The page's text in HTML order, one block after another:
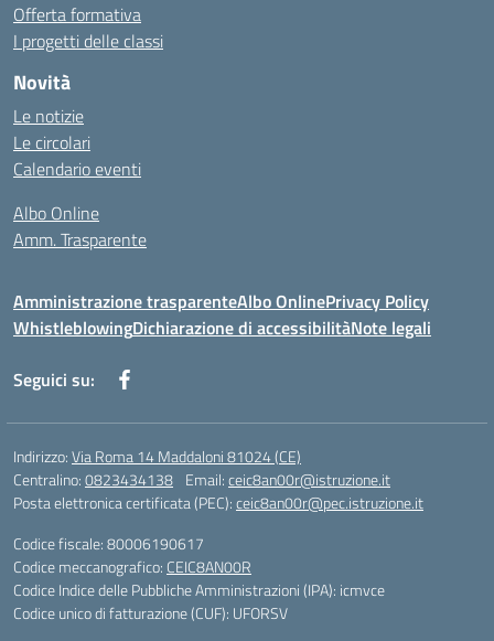
Offerta formativa
I progetti delle classi
Novità
Le notizie
Le circolari
Calendario eventi
Albo Online
Amm. Trasparente
Amministrazione trasparenteAlbo OnlinePrivacy Policy
WhistleblowingDichiarazione di accessibilitàNote legali
Seguici su:
Indirizzo:Via Roma 14 Maddaloni 81024 (CE)
Centralino:0823434138 Email:ceic8an00r@istruzione.it
Posta elettronica certificata (PEC):ceic8an00r@pec.istruzione.it
Codice fiscale: 80006190617
Codice meccanografico: CEIC8AN00R
Codice Indice delle Pubbliche Amministrazioni (IPA): icmvce
Codice unico di fatturazione (CUF): UFORSV